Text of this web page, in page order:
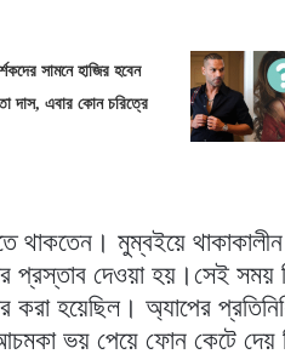
সামনে হাজির হবেন
দাস, এবার কোন চরিত্রে
থাকতেন। মুম্বইয়ে
প্রস্তাব দেওয়া হয়।সেই সময়
করা হয়েছিল। অ্যাপের
ভয় পেয়ে ফোন কেটে দেয়